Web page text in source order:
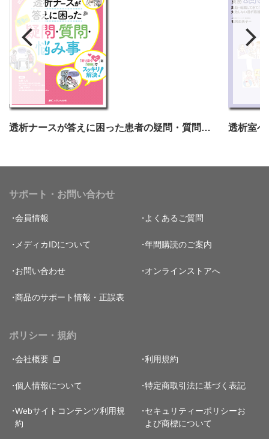
透析ナースが答えに困った患者の疑問・質問・悩み事 透析室
サポート・お問い合わせ
会員情報 よくあるご質問
メディカIDについて 年間購読のご案内
お問い合わせ オンラインストアへ
商品のサポート情報・正誤表
ポリシー・規約
会社概要 利用規約
個人情報について 特定商取引法に基づく表記
Webサイトコンテンツ利用規
約
セキュリティーポリシーお
よび商標について